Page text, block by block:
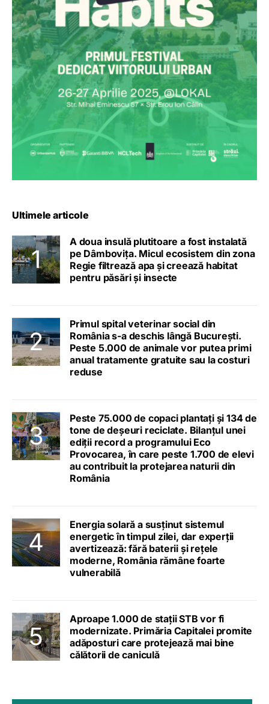
Ultimele articole
A doua insulă plutitoare a fost instalată
pe Dâmbovița. Micul ecosistem din zona
Regie filtrează apa și creează habitat
pentru păsări și insecte
Primul spital veterinar social din
România s-a deschis lângă București.
Peste 5.000 de animale vor putea primi
anual tratamente gratuite sau la costuri
reduse
Peste 75.000 de copaci plantați și 134 de
tone de deșeuri reciclate. Bilanțul unei
ediții record a programului Eco
Provocarea, în care peste 1.700 de elevi
au contribuit la protejarea naturii din
România
Energia solară a susținut sistemul
energetic în timpul zilei, dar experții
avertizează: fără baterii și rețele
moderne, România rămâne foarte
vulnerabilă
Aproape 1.000 de stații STB vor fi
modernizate. Primăria Capitalei promite
adăposturi care protejează mai bine
călătorii de caniculă